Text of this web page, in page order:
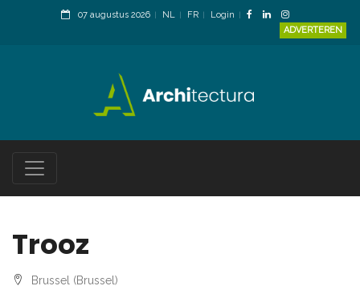
07 augustus 2026 NL FR
Login
ADVERTEREN
Trooz
Brussel (Brussel)